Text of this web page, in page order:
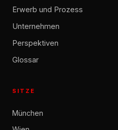
Erwerb und Prozess
Unternehmen
Perspektiven
Glossar
SITZE
München